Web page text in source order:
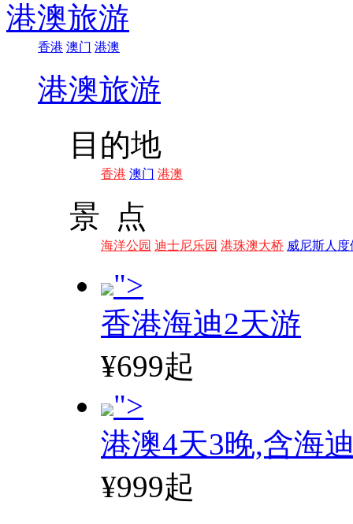
港澳旅游
香港 澳门 港澳
港澳旅游
目的地
香港 澳门 港澳
景 点
海洋公园 迪士尼乐园 港珠澳大桥 威尼斯人度
">
香港海迪2天游
¥699起
">
港澳4天3晚,含海
¥999起